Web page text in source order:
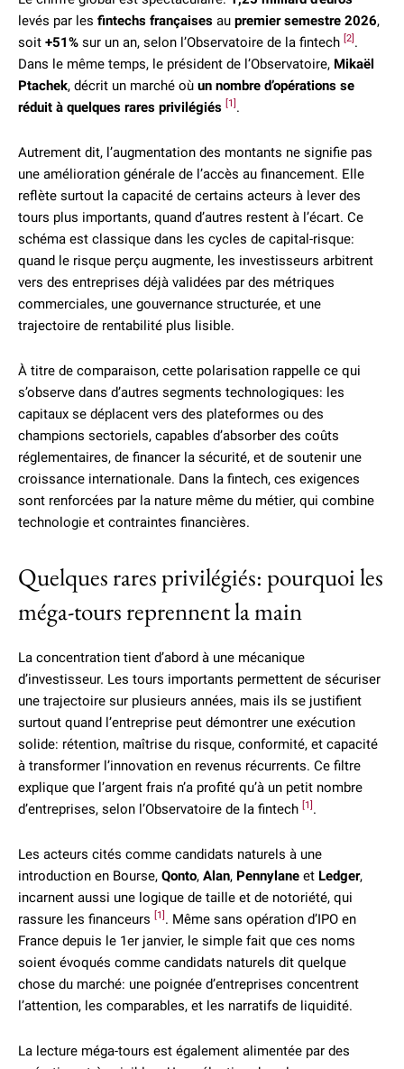
levés par les fintechs françaises au premier semestre 2026,
soit +51% sur un an, selon l’Observatoire de la fintech [2] .
Dans le même temps, le président de l’Observatoire, Mikaël
Ptachek, décrit un marché où un nombre d’opérations se
réduit à quelques rares privilégiés
[1] .
Autrement dit, l’augmentation des montants ne signifie pas
une amélioration générale de l’accès au financement. Elle
reflète surtout la capacité de certains acteurs à lever des
tours plus importants, quand d’autres restent à l’écart. Ce
schéma est classique dans les cycles de capital-risque:
quand le risque perçu augmente, les investisseurs arbitrent
vers des entreprises déjà validées par des métriques
commerciales, une gouvernance structurée, et une
trajectoire de rentabilité plus lisible.
À titre de comparaison, cette polarisation rappelle ce qui
s’observe dans d’autres segments technologiques: les
capitaux se déplacent vers des plateformes ou des
champions sectoriels, capables d’absorber des coûts
réglementaires, de financer la sécurité, et de soutenir une
croissance internationale. Dans la fintech, ces exigences
sont renforcées par la nature même du métier, qui combine
technologie et contraintes financières.
Quelques rares privilégiés: pourquoi les
méga-tours reprennent la main
La concentration tient d’abord à une mécanique
d’investisseur. Les tours importants permettent de sécuriser
une trajectoire sur plusieurs années, mais ils se justifient
surtout quand l’entreprise peut démontrer une exécution
solide: rétention, maîtrise du risque, conformité, et capacité
à transformer l’innovation en revenus récurrents. Ce filtre
explique que l’argent frais n’a profité qu’à un petit nombre
d’entreprises, selon l’Observatoire de la fintech
[1] .
Les acteurs cités comme candidats naturels à une
introduction en Bourse, Qonto, Alan, Pennylane et Ledger,
incarnent aussi une logique de taille et de notoriété, qui
rassure les financeurs
[1] . Même sans opération d’IPO en
France depuis le 1er janvier, le simple fait que ces noms
soient évoqués comme candidats naturels dit quelque
chose du marché: une poignée d’entreprises concentrent
l’attention, les comparables, et les narratifs de liquidité.
La lecture méga-tours est également alimentée par des